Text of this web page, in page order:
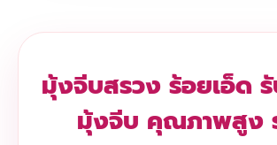
มุ้งจีบสรวง ร้อยเอ็ด
มุ้งจีบ คุณภาพสูง